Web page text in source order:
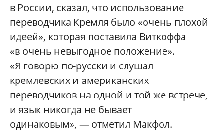
в России, сказал, что использование
переводчика Кремля было «очень плохой
идеей», которая поставила Виткоффа
«в очень невыгодное положение».
«Я говорю по-русски и слушал
кремлевских и американских
переводчиков на одной и той же встрече,
и язык никогда не бывает
одинаковым», — отметил Макфол.